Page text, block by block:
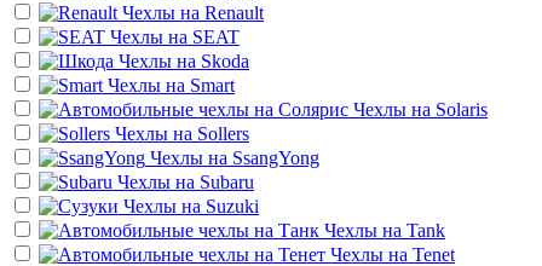
Чехлы на Renault
Чехлы на SEAT
Чехлы на Skoda
Чехлы на Smart
Чехлы на Solaris
Чехлы на Sollers
Чехлы на SsangYong
Чехлы на Subaru
Чехлы на Suzuki
Чехлы на Tank
Чехлы на Tenet